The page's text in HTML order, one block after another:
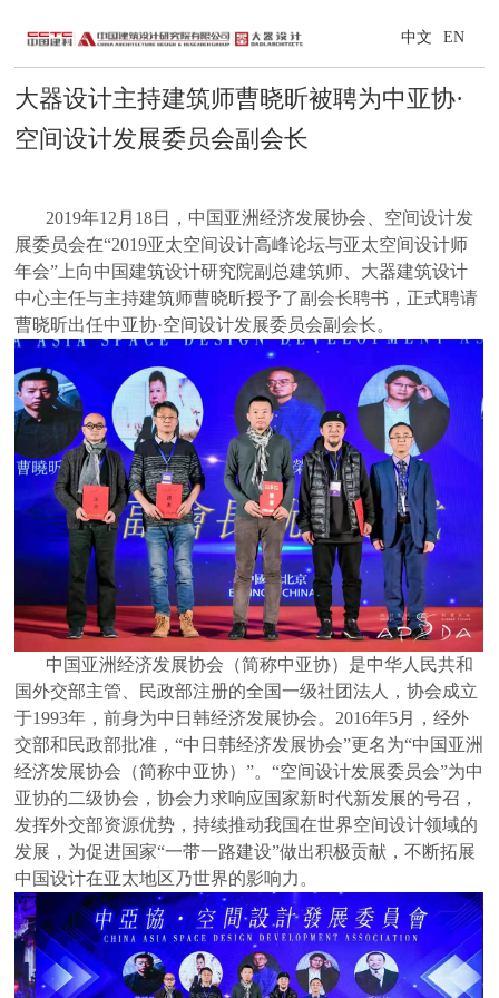
中文 EN
大器设计主持建筑师曹晓昕被聘为中亚协·
空间设计发展委员会副会长
2019年12月18日，中国亚洲经济发展协会、空间设计发
展委员会在“2019亚太空间设计高峰论坛与亚太空间设计师
年会”上向中国建筑设计研究院副总建筑师、大器建筑设计
中心主任与主持建筑师曹晓昕授予了副会长聘书，正式聘请
曹晓昕出任中亚协·空间设计发展委员会副会长。
中国亚洲经济发展协会（简称中亚协）是中华人民共和
国外交部主管、民政部注册的全国一级社团法人，协会成立
于1993年，前身为中日韩经济发展协会。2016年5月，经外
交部和民政部批准，“中日韩经济发展协会”更名为“中国亚洲
经济发展协会（简称中亚协）”。“空间设计发展委员会”为中
亚协的二级协会，协会力求响应国家新时代新发展的号召，
发挥外交部资源优势，持续推动我国在世界空间设计领域的
发展，为促进国家“一带一路建设”做出积极贡献，不断拓展
中国设计在亚太地区乃世界的影响力。